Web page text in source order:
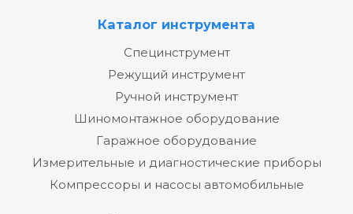
Каталог инструмента
Специнструмент
Режущий инструмент
Ручной инструмент
Шиномонтажное оборудование
Гаражное оборудование
Измерительные и диагностические приборы
Компрессоры и насосы автомобильные